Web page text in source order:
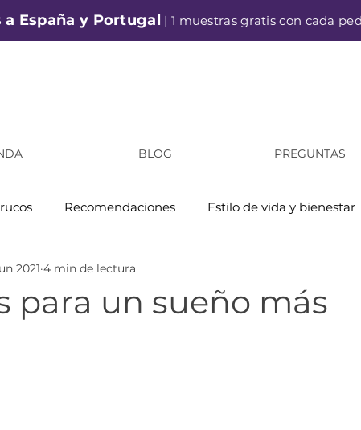
España y Portugal | 1 muestras gratis con cada
BLOG PREGUNTAS
Recomendaciones Estilo de vida y bienestar
para un sueño más
2021 4 min de lectura